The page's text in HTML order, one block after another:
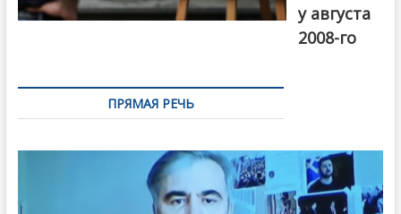
у августа
2008-го
ПРЯМАЯ РЕЧЬ